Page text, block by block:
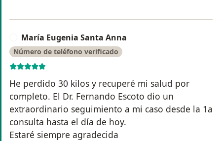
María Eugenia Santa Anna
Número de teléfono verificado
He perdido 30 kilos y recuperé mi salud por
completo. El Dr. Fernando Escoto dio un
extraordinario seguimiento a mi caso desde la 1a
consulta hasta el día de hoy.
Estaré siempre agradecida